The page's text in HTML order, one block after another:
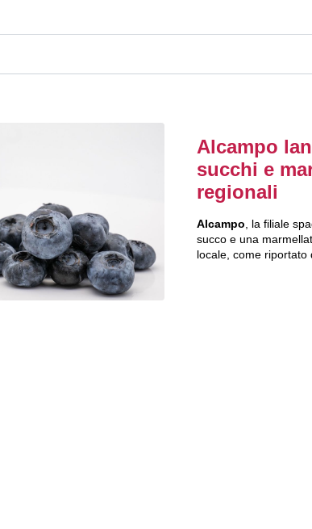
Alcampo
succhi e
regionali
Alcampo, la filiale
succo e una
locale, come riportato